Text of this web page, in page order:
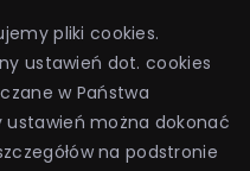
pliki cookies.
ustawień dot. cookies
w Państwa
ustawień można dokonać
na podstronie